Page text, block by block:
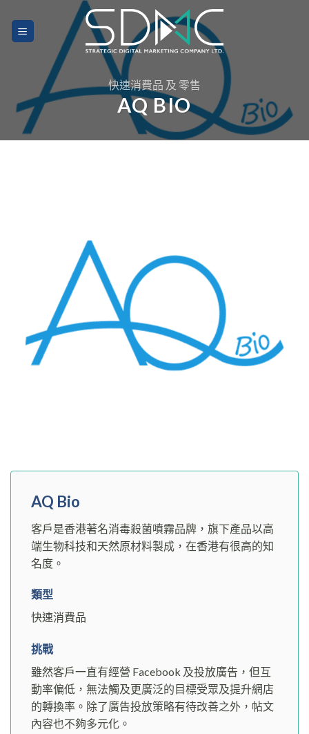
content
快速消費品 及 零售
AQ BIO
AQ Bio
客戶是香港著名消毒殺菌噴霧品牌，旗下產品以高
端生物科技和天然原材料製成，在香港有很高的知
名度。
類型
快速消費品
挑戰
雖然客戶一直有經營 Facebook 及投放廣告，但互
動率偏低，無法觸及更廣泛的目標受眾及提升網店
的轉換率。除了廣告投放策略有待改善之外，帖文
內容也不夠多元化。